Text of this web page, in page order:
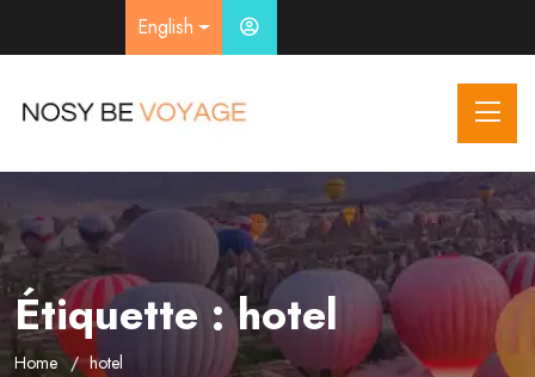
English
Étiquette :hotel
Home hotel